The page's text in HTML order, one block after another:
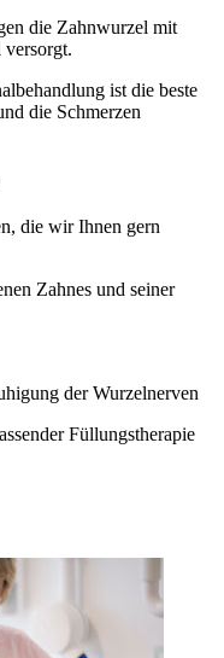
die Zahnwurzel mit
versorgt.
ist die beste
die Schmerzen
die wir Ihnen gern
Zahnes und seiner
der Wurzelnerven
Füllungstherapie